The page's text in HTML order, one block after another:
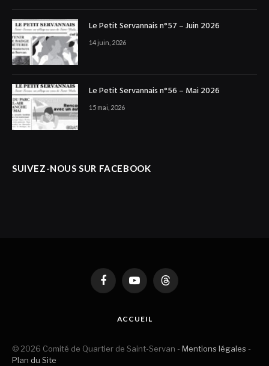
Le Petit Servannais n°57 – Juin 2026
14 juin, 2026
Le Petit Servannais n°56 – Mai 2026
15 mai, 2026
SUIVEZ-NOUS SUR FACEBOOK
FacebookYouTubeThreads
ACCUEIL
© 2026 Comité de Quartier de Saint-Servan - Mentions légales -
Plan du Site